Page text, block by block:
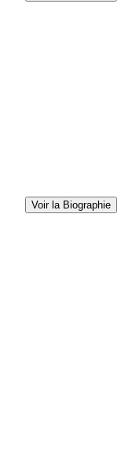
Voir la Biographie